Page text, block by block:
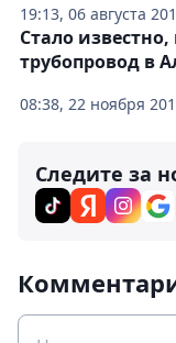
19:13, 06 августа
08:38, 22 ноября
Стало
трубопровод в
Следите за